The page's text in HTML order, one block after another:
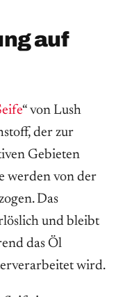
auf
“ von Lush
der zur
Gebieten
werden von der
Das
und bleibt
das Öl
wird.